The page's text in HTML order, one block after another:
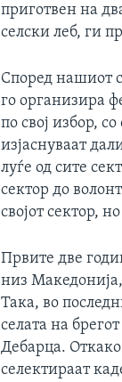
приготвен на
селски леб, ги
Според нашиот
го организира
по свој избор,
изјаснуваат
луѓе од сите
сектор до
својот сектор,
Првите две
низ
Така, во
селата на
Дебарца.
селектираат